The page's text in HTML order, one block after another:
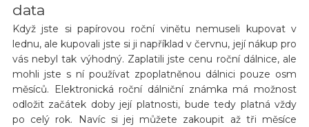
data
Když jste si papírovou roční vinětu nemuseli kupovat v
lednu, ale kupovali jste si ji například v červnu, její nákup pro
vás nebyl tak výhodný. Zaplatili jste cenu roční dálnice, ale
mohli jste s ní používat zpoplatněnou dálnici pouze osm
měsíců. Elektronická roční dálniční známka má možnost
odložit začátek doby její platnosti, bude tedy platná vždy
po celý rok. Navíc si jej můžete zakoupit až tři měsíce